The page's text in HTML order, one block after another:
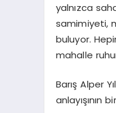
yalnızca
samimiyeti,
buluyor.
mahalle
Barış Alper
anlayışının